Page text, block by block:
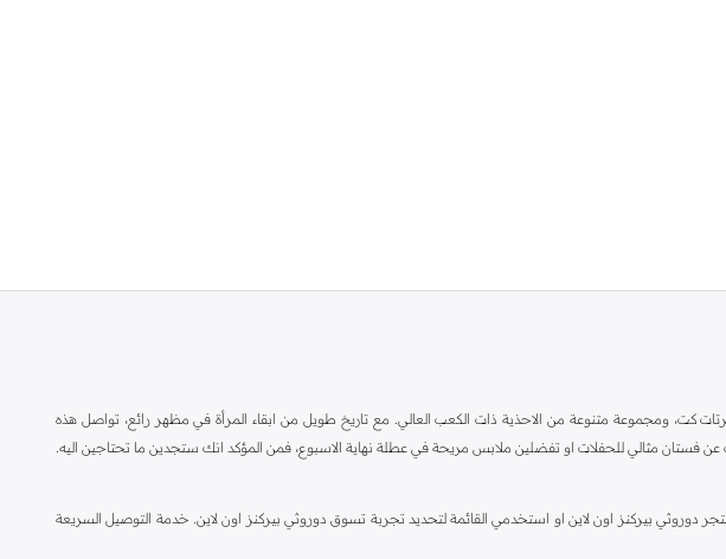
كت، ومجموعة متنوعة من الاحذية ذات الكعب العالي. مع تاريخ طويل من ابقاء المرأة في مظهر رائع، تواصل هذه
عن فستان مثالي للحفلات او تفضلين ملابس مريحة في عطلة نهاية الاسبوع، فمن المؤكد انك ستجدين ما تحتاجين اليه.
بيركنز اون لاين او استخدمي القائمة لتحديد تجربة تسوق دوروثي بيركنز اون لاين. خدمة التوصيل السريعة